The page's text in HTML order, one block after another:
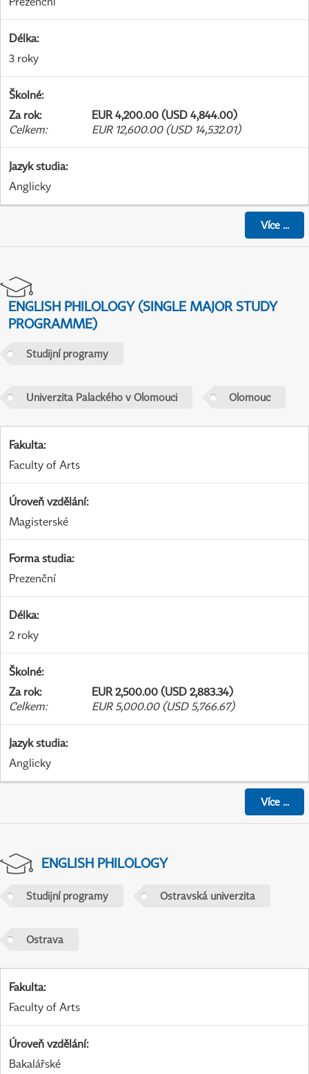
Délka:
3 roky
Školné:
Za rok:
EUR 4,200.00 (USD 4,844.00)
Celkem: EUR 12,600.00 (USD 14,532.01)
Jazyk studia:
Anglicky
Více...
ENGLISH PHILOLOGY (SINGLE MAJOR STUDY
PROGRAMME)
Studijní programy
Univerzita Palackého v Olomouci Olomouc
Fakulta:
Faculty of Arts
Úroveň vzdělání:
Magisterské
Forma studia:
Prezenční
Délka:
2 roky
Školné:
Za rok:
EUR 2,500.00 (USD 2,883.34)
Celkem: EUR 5,000.00 (USD 5,766.67)
Jazyk studia:
Anglicky
Více...
ENGLISH PHILOLOGY
Studijní programy Ostravská univerzita
Ostrava
Fakulta:
Faculty of Arts
Úroveň vzdělání:
Bakalářské